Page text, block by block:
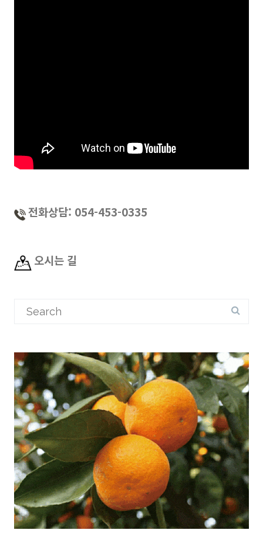
전화상담: 054-453-0335
오시는 길
for: